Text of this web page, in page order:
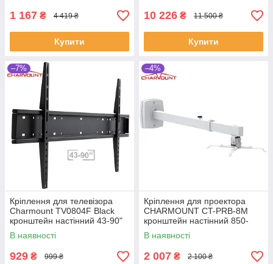
1 167 ₴ 4 419 ₴
Купити
10 226 ₴ 11 500 ₴
Купити
–7%
Кріплення для телевізора
Charmount TV0804F Black
кронштейн настінний 43-90"
В наявності
929 ₴ 999 ₴
–4%
Кріплення для проектора
CHARMOUNT CT-PRB-8M
кронштейн настінний 850-
1350 мм
В наявності
2 007 ₴ 2 100 ₴